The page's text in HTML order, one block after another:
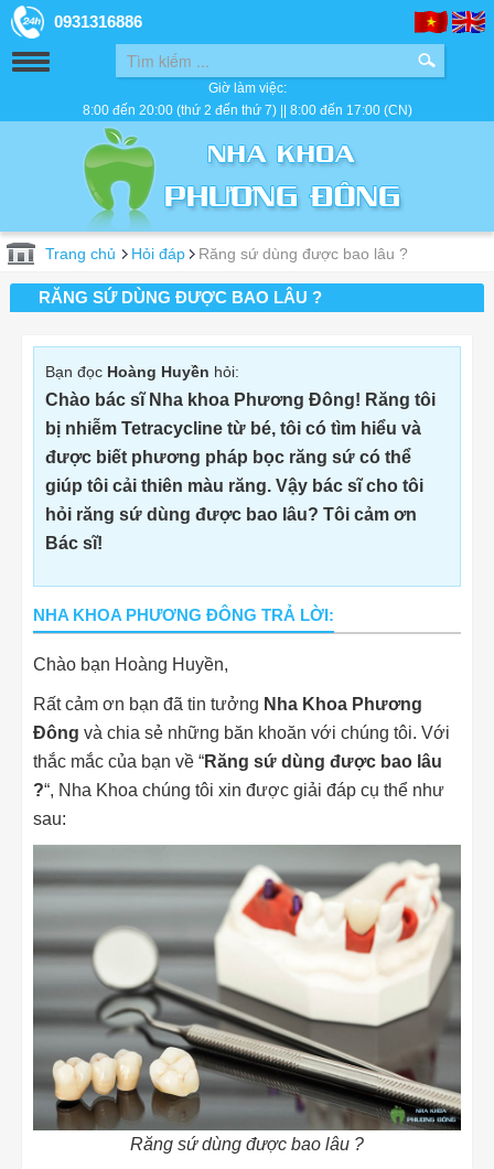
0931316886
Giờ làm việc:
8:00 đến 20:00 (thứ 2 đến thứ 7) || 8:00 đến 17:00 (CN)
Trang chủ Hỏi đáp Răng sứ dùng được bao lâu ?
RĂNG SỨ DÙNG ĐƯỢC BAO LÂU ?
Bạn đọc Hoàng Huyền hỏi:
Chào bác sĩ Nha khoa Phương Đông! Răng tôi
bị nhiễm Tetracycline từ bé, tôi có tìm hiểu và
được biết phương pháp bọc răng sứ có thể
giúp tôi cải thiên màu răng. Vậy bác sĩ cho tôi
hỏi răng sứ dùng được bao lâu? Tôi cảm ơn
Bác sĩ!
NHA KHOA PHƯƠNG ĐÔNG TRẢ LỜI:
Chào bạn Hoàng Huyền,
Rất cảm ơn bạn đã tin tưởng Nha Khoa Phương
Đông và chia sẻ những băn khoăn với chúng tôi. Với
thắc mắc của bạn về “Răng sứ dùng được bao lâu
?“, Nha Khoa chúng tôi xin được giải đáp cụ thể như
sau:
Răng sứ dùng được bao lâu ?